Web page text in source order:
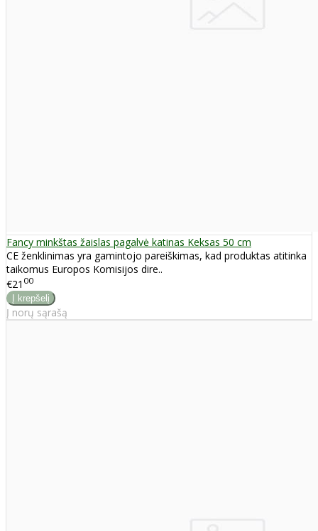
Fancy minkštas žaislas pagalvė katinas Keksas 50 cm
CE ženklinimas yra gamintojo pareiškimas, kad produktas atitinka
taikomus Europos Komisijos dire..
€21 00
Į norų sąrašą